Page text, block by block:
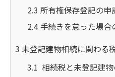
2.3 所有権保存登記の申
2.4 手続きを怠った場合
3 未登記建物相続に関わる
3.1 相続税と未登記建